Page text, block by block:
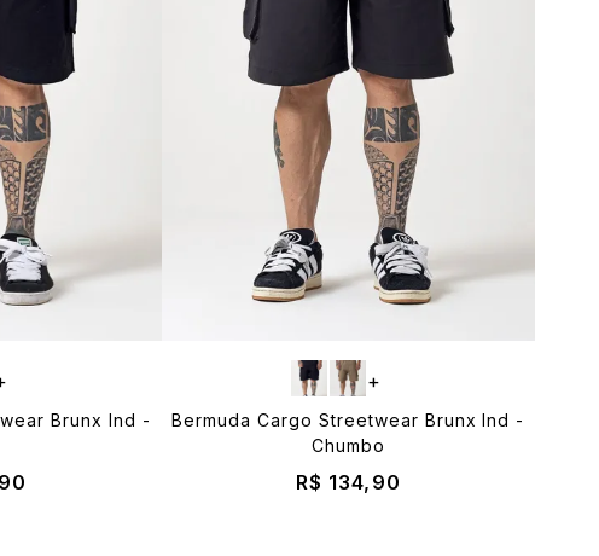
Brunx Ind -
Bermuda Cargo Streetwear Brunx Ind -
Chumbo
R$ 134,90
+